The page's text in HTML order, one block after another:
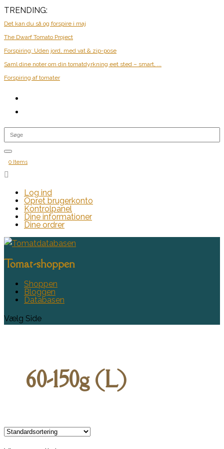
TRENDING:
Det kan du så og forspire i maj
The Dwarf Tomato Project
Forspiring: Uden jord, med vat & zip-pose
Saml dine noter om din tomatdyrkning eet sted – smart, ...
Forspiring af tomater
0 Items

Log ind
Opret brugerkonto
Kontrolpanel
Dine informationer
Dine ordrer
Tomat-shoppen
Shoppen
Bloggen
Databasen
Vælg Side
60-150g (L)